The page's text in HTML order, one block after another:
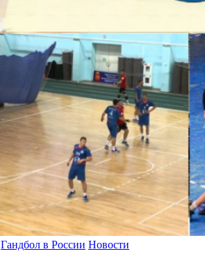
Гандбол в России Новости